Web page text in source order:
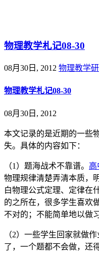
物理教学札记08-30
08月30日, 2012 物理教学
物理教学札记08-30
08月30日, 2012
本文记录的是近期的一些
失。具体的内容如下：
（1）题海战术不靠谱。 高
物理规律清楚弄清本质，
白物理公式定理、定律在
的之所在，很多学生喜欢
不对的；不能简单地以做
（2）一些学生回家就做
了，一个题都不会做，还